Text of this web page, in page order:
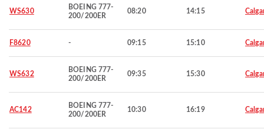
WS630
BOEING 777-
200/200ER
08:20 14:15
F8620 - 09:15 15:10
WS632
BOEING 777-
200/200ER
09:35 15:30
AC142
BOEING 777-
200/200ER
10:30 16:19